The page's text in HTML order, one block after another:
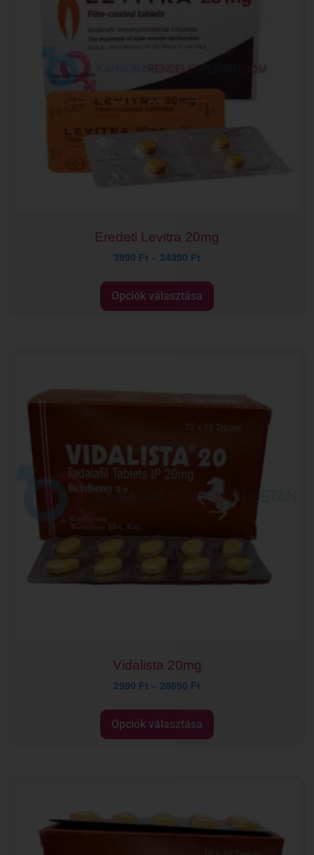
Eredeti Levitra 20mg
3990 Ft – 34990 Ft
Opciók választása
Vidalista 20mg
2990 Ft – 28650 Ft
Opciók választása